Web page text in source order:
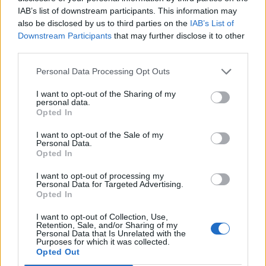
IAB’s list of downstream participants. This information may
also be disclosed by us to third parties on the IAB’s List of
Downstream Participants that may further disclose it to other
Personal Data Processing Opt Outs
I want to opt-out of the Sharing of my
personal data.
Opted In
I want to opt-out of the Sale of my
Personal Data.
Opted In
I want to opt-out of processing my
Personal Data for Targeted Advertising.
Opted In
I want to opt-out of Collection, Use,
Retention, Sale, and/or Sharing of my
Personal Data that Is Unrelated with the
Purposes for which it was collected.
Opted Out
tocifret millionbeløb
Simon Jensen
06. august 2026 kl. 08.00
NORDJYLLAND: Stigende brændstofpriser og
Nordjyllands Trafikselskab.
Det skriverDR.
Mediet beskriver endvidere, at "den kollektive
trafik står i en alvorlig situation" i Nordjylland - og
nu er det så op til regionsrådet i regionen at finde
60 millioner kroner til næste år.